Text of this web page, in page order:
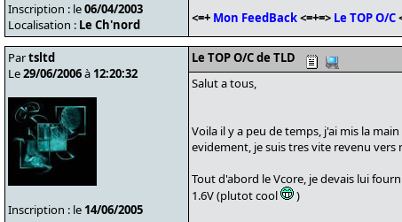
Inscription : le06/04/2003
Localisation : Le Ch'nord <=+ Mon FeedBack<=+=> Le TOP O/C
Partsltd
Le29/06/2006à 12:20:32
Inscription : le 14/06/2005
Le TOP O/C de TLD
Salut a tous,
Voila il y a peu de temps, j'ai mis la
evidement, je suis tres vite revenu vers
Tout d'abord le Vcore, je devais lui
1.6V (plutot cool
)